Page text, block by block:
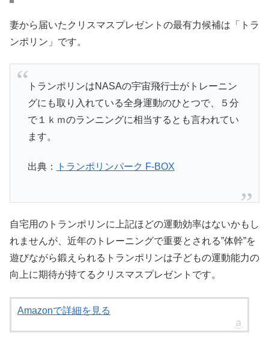
妻から届いたクリスマスプレゼントの最有力候補は「トラ
ンポリン」です。
トランポリンはNASAの宇宙飛行士がトレーニン
グにも取り入れている全身運動のひとつで、５分
で１ｋｍのランニングに相当するとも言われてい
ます。
出典： トランポリンパーク F-BOX
自宅用のトランポリンに上記ほどの運動効率はないかもし
れませんが、近年のトレーニングで重要とされる”体幹”を
遊びながら鍛えられるトランポリンは子どもの運動能力の
向上に期待が持てるクリスマスプレゼントです。
Amazonで詳細を見る